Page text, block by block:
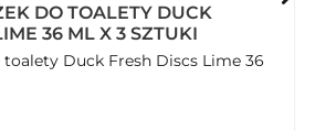
DO TOALETY DUCK
36 ML X 3 SZTUKI
Duck Fresh Discs Lime 36